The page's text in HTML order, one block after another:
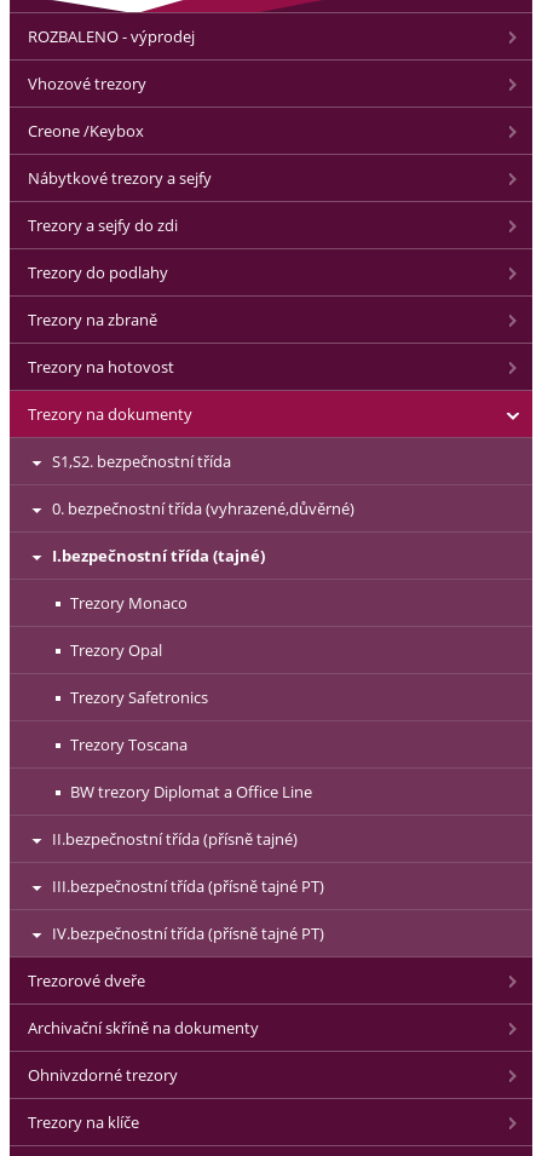
ROZBALENO - výprodej
Vhozové trezory
Creone /Keybox
Nábytkové trezory a sejfy
Trezory a sejfy do zdi
Trezory do podlahy
Trezory na zbraně
Trezory na hotovost
Trezory na dokumenty
S1,S2. bezpečnostní třída
0. bezpečnostní třída (vyhrazené,důvěrné)
I.bezpečnostní třída (tajné)
Trezory Monaco
Trezory Opal
Trezory Safetronics
Trezory Toscana
BW trezory Diplomat a Office Line
II.bezpečnostní třída (přísně tajné)
III.bezpečnostní třída (přísně tajné PT)
IV.bezpečnostní třída (přísně tajné PT)
Trezorové dveře
Archivační skříně na dokumenty
Ohnivzdorné trezory
Trezory na klíče